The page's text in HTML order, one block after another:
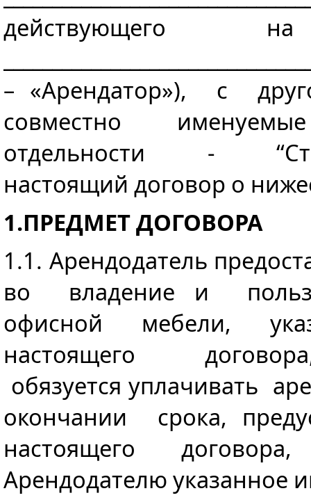
действующего
– «Арендатор»), с
совместно именуемые
отдельности -
настоящий договор о
1.ПРЕДМЕТ ДОГОВОРА
1.1. Арендодатель
во владение и
офисной мебели,
настоящего
обязуется уплачивать
окончании срока,
настоящего
Арендодателю указанное